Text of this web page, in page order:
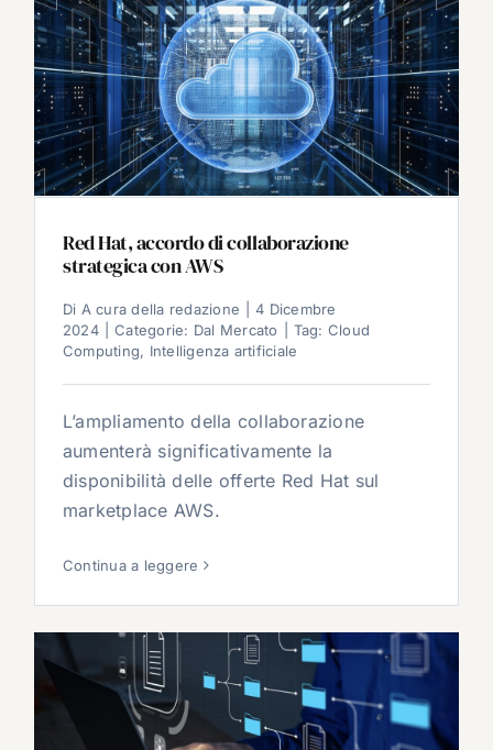
Red Hat, accordo di collaborazione
strategica con AWS
Di A cura della redazione
4 Dicembre
2024
Categorie: Dal Mercato Tag: Cloud
Computing, Intelligenza artificiale
L’ampliamento della collaborazione
aumenterà significativamente la
disponibilità delle offerte Red Hat sul
marketplace AWS.
Continua a leggere